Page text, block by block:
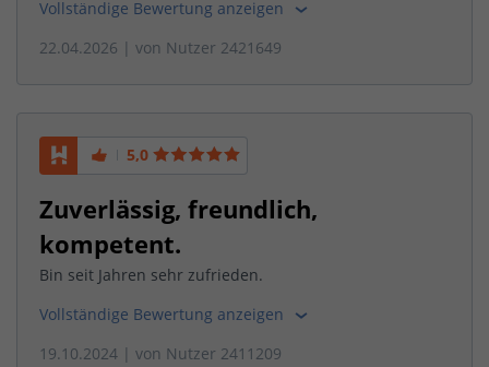
Vollständige Bewertung anzeigen
22.04.2026 | von Nutzer 2421649
5,0
Zuverlässig, freundlich,
kompetent.
Bin seit Jahren sehr zufrieden.
Vollständige Bewertung anzeigen
19.10.2024 | von Nutzer 2411209